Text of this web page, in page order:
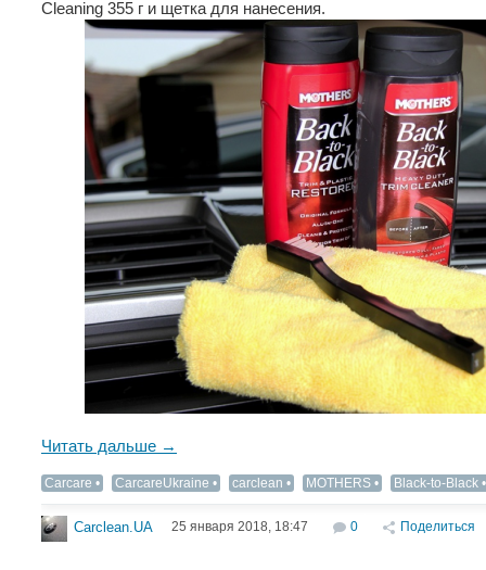
Cleaning 355 г и щетка для нанесения.
Читать дальше →
Carcare CarcareUkraine carclean MOTHERS Black-to-Black
Carclean.UA 25 января 2018, 18:47 0 Поделиться